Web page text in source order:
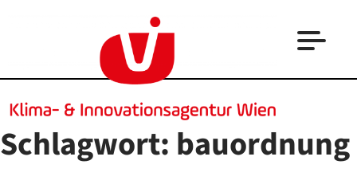
Schlagwort: bauordnung